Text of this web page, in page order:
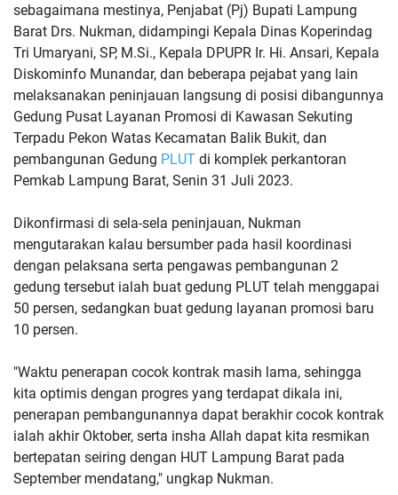
sebagaimana mestinya, Penjabat (Pj) Bupati Lampung
Barat Drs. Nukman, didampingi Kepala Dinas Koperindag
Tri Umaryani, SP, M.Si., Kepala DPUPR Ir. Hi. Ansari, Kepala
Diskominfo Munandar, dan beberapa pejabat yang lain
melaksanakan peninjauan langsung di posisi dibangunnya
Gedung Pusat Layanan Promosi di Kawasan Sekuting
Terpadu Pekon Watas Kecamatan Balik Bukit, dan
pembangunan Gedung PLUT di komplek perkantoran
Pemkab Lampung Barat, Senin 31 Juli 2023.
Dikonfirmasi di sela-sela peninjauan, Nukman
mengutarakan kalau bersumber pada hasil koordinasi
dengan pelaksana serta pengawas pembangunan 2
gedung tersebut ialah buat gedung PLUT telah menggapai
50 persen, sedangkan buat gedung layanan promosi baru
10 persen.
"Waktu penerapan cocok kontrak masih lama, sehingga
kita optimis dengan progres yang terdapat dikala ini,
penerapan pembangunannya dapat berakhir cocok kontrak
ialah akhir Oktober, serta insha Allah dapat kita resmikan
bertepatan seiring dengan HUT Lampung Barat pada
September mendatang," ungkap Nukman.